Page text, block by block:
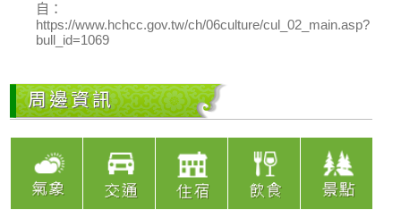
自：
https://www.hchcc.gov.tw/ch/06culture/cul_02_main.asp?
bull_id=1069
周邊資訊